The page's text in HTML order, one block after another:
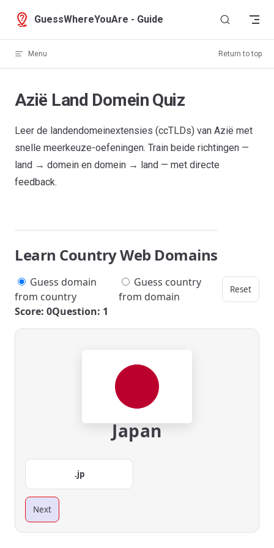
Skip to content
GuessWhereYouAre - Guide
Menu Return to top
Azië Land Domein Quiz
Leer de landendomeinextensies (ccTLDs) van Azië met
snelle meerkeuze-oefeningen. Train beide richtingen —
land → domein en domein → land — met directe
feedback.
Learn Country Web Domains
Guess domain
from country
Guess country
from domain
Reset
Score: 0Question: 1
Japan
.jp
Next